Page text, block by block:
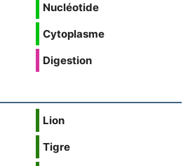
Nucléotide
Cytoplasme
Digestion
Lion
Tigre